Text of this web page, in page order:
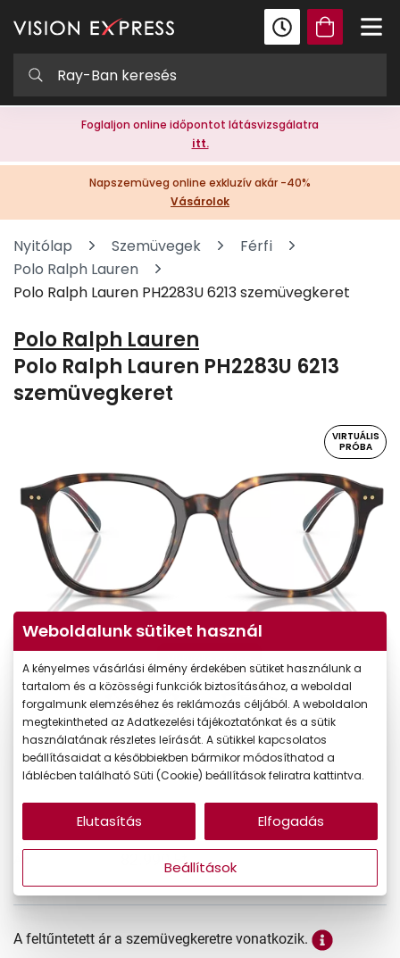
Foglaljon online időpontot látásvizsgálatra
itt.
Napszemüveg online exkluzív akár -40%
Vásárolok
Nyitólap Szemüvegek
Férfi
Polo Ralph Lauren
Polo Ralph Lauren PH2283U 6213 szemüvegkeret
Polo Ralph Lauren
Polo Ralph Lauren PH2283U 6213
szemüvegkeret
VIRTUÁLIS
PRÓBA
Virtuális próba
82.990 Ft
A feltűntetett ár a szemüvegkeretre vonatkozik.
Weboldalunk sütiket használ
A kényelmes vásárlási élmény érdekében sütiket használunk a
tartalom és a közösségi funkciók biztosításához, a weboldal
forgalmunk elemzéséhez és reklámozás céljából. A weboldalon
megtekintheted az Adatkezelési tájékoztatónkat és a sütik
használatának részletes leírását. A sütikkel kapcsolatos
beállításaidat a későbbiekben bármikor módosíthatod a
láblécben található Süti (Cookie) beállítások feliratra kattintva.
Beállítások
Elutasítás Elfogadás